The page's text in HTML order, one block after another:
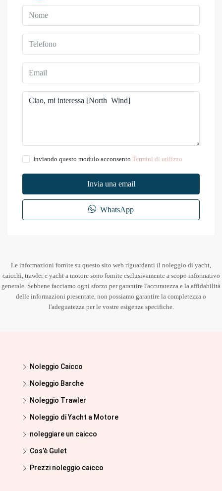
Inviando questo modulo acconsento Termini di utilizzo
Invia una email
WhatsApp
Le informazioni fornite su questo sito web riguardanti il noleggio di yacht,
caicchi, trawler e yacht a motore sono fornite esclusivamente a scopo informativo
generale. Sebbene facciamo ogni sforzo per garantire l'accuratezza e la affidabilità
delle informazioni presentate, non possiamo garantire la completezza o
l'adeguatezza per le vostre esigenze specifiche.
Noleggio Caicco
Noleggio Barche
Noleggio Trawler
Noleggio di Yacht a Motore
noleggiare un caicco
Cos’è Gulet
Prezzi noleggio caicco